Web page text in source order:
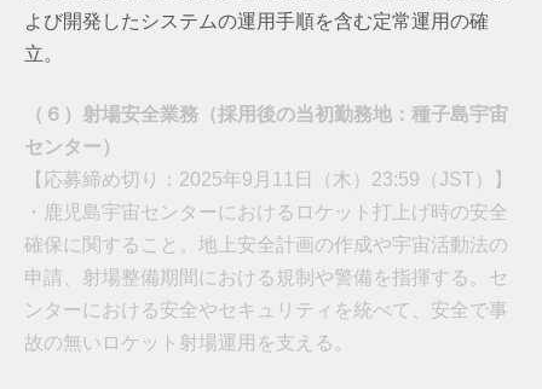
よび開発したシステムの運用手順を含む定常運用の確
立。
（６）射場安全業務（採用後の当初勤務地：種子島宇宙
センター）
【応募締め切り：2025年9月11日（木）23:59（JST）】
・鹿児島宇宙センターにおけるロケット打上げ時の安全
確保に関すること。地上安全計画の作成や宇宙活動法の
申請、射場整備期間における規制や警備を指揮する。セ
ンターにおける安全やセキュリティを統べて、安全で事
故の無いロケット射場運用を支える。